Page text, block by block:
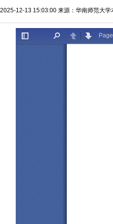
2025-12-13 15:03:00 来源：华南师范大学